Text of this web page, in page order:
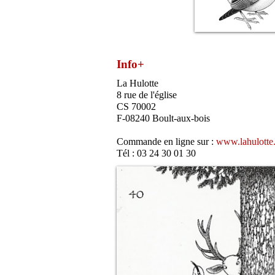
Info+
La Hulotte
8 rue de l'église
CS 70002
F-08240 Boult-aux-bois
Commande en ligne sur :
Tél : 03 24 30 01 30